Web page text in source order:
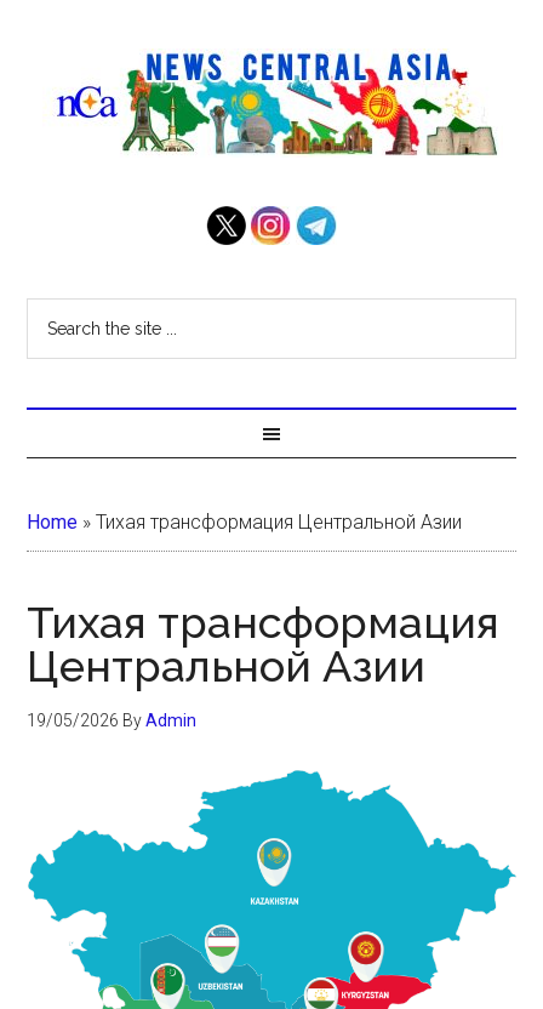
Home »Тихая трансформация Центральной Азии
Тихая трансформация
Центральной Азии
19/05/2026 ByAdmin